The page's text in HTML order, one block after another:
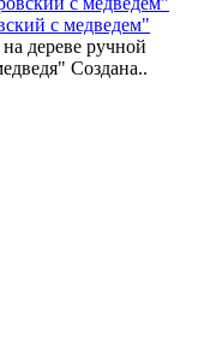
с медведем"
дереве ручной
Создана..